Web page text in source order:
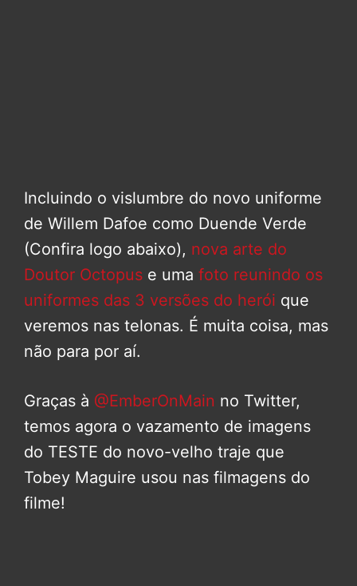
Incluindo o vislumbre do novo uniforme
de Willem Dafoe como Duende Verde
(Confira logo abaixo), nova arte do
Doutor Octopus e uma foto reunindo os
uniformes das 3 versões do herói que
veremos nas telonas. É muita coisa, mas
não para por aí.
Graças à @EmberOnMain no Twitter,
temos agora o vazamento de imagens
do TESTE do novo-velho traje que
Tobey Maguire usou nas filmagens do
filme!